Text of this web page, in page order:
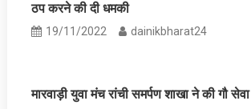
ठप करने की दी धमकी
19/11/2022 dainikbharat24
मारवाड़ी युवा मंच रांची समर्पण शाखा ने की गौ सेवा